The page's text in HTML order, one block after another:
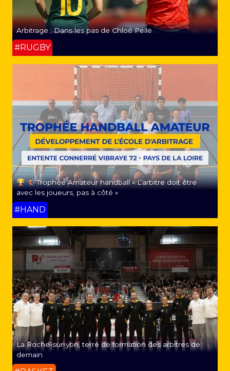
Arbitrage : Dans les pas de Chloé Pelle
#RUGBY
Trophée Amateur handball « L’arbitre doit être
avec les joueurs, pas à côté »
#HAND
La Roche-sur-yon, terre de formation des arbitres de
demain